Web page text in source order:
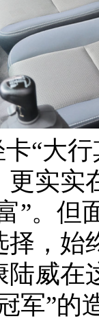
“大
更实实
”。但
择，始
威在
军”的